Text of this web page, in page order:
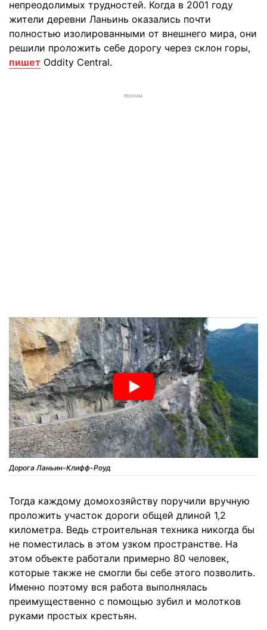
непреодолимых трудностей. Когда в 2001 году
жители деревни Ланьинь оказались почти
полностью изолированными от внешнего мира, они
решили проложить себе дорогу через склон горы,
пишет Oddity Central.
РЕКЛАМА
Дорога Ланьин-Клифф-Роуд
Тогда каждому домохозяйству поручили вручную
проложить участок дороги общей длиной 1,2
километра. Ведь строительная техника никогда бы
не поместилась в этом узком пространстве. На
этом объекте работали примерно 80 человек,
которые также не смогли бы себе этого позволить.
Именно поэтому вся работа выполнялась
преимущественно с помощью зубил и молотков
руками простых крестьян.